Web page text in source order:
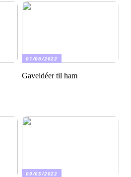
01/06/2022
Gaveidéer til ham
09/05/2022